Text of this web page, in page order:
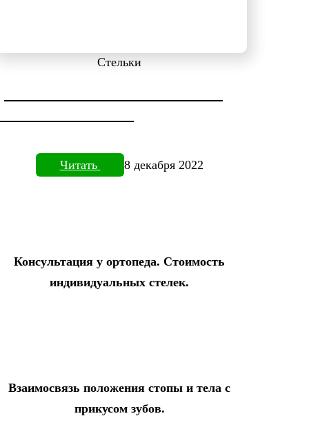
Стельки
Читать 8 декабря 2022
Консультация у ортопеда. Стоимость
индивидуальных стелек.
Взаимосвязь положения стопы и тела с
прикусом зубов.